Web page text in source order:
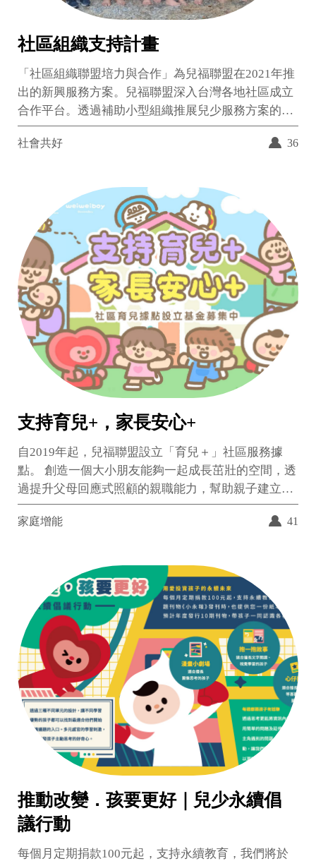
社區組織支持計畫
「社區組織聯盟培力與合作」為兒福聯盟在2021年推
出的新興服務方案。兒福聯盟深入台灣各地社區成立
合作平台。透過補助小型組織推展兒少服務方案的經
費、進行跨組織服務經驗交流與合作、提供兒少知能
教育等，希望陪伴與支持更多在地的社區組織發揮服
同自己的文化、充滿自信地長大。 兒福聯盟深深相
信，從與兒少最貼近的人開始行動，最有機會創造改
變。兒福聯盟願意成為那股力量，與在地組織一同往
前進！也期待有更多人一起加入我們的行列，響應
「社區組織支持計畫」的基金募集，讓社會的愛深入
社區的各個角落，以及在地的每個孩子！
社會共好 36
支持育兒+，家長安心+
自2019年起，兒福聯盟設立「育兒＋」社區服務據
點。 創造一個大小朋友能夠一起成長茁壯的空間，透
過提升父母回應式照顧的親職能力，幫助親子建立穩
固的依附感、安全感，讓孩子有力量面對成長中的挫
折，也讓父母享受與孩子在一起的美好。 未來，兒盟
兒＋」能陪伴各地的育兒家庭成長，成為您與孩子的
第二個家。 ⭓ 邀請您支持設立更多社區育兒據點 有
了您的支持，育兒+將更有機會擴點更多地區。 讓更
多城鄉充滿育兒+的溫暖。 交給育兒+，家長安心+!
家庭增能 41
推動改變．孩要更好｜兒少永續倡
議行動
每個月定期捐款100元起，支持永續教育，我們將於